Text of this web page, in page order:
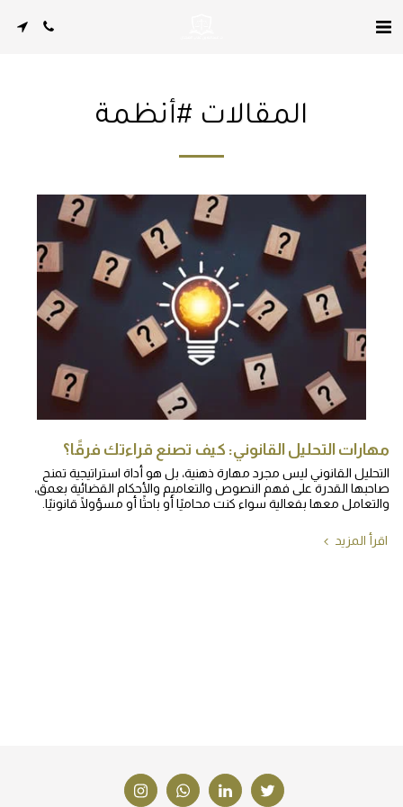
المقالات #أنظمة
مهارات التحليل القانوني: كيف تصنع قراءتك فرقًا؟
التحليل القانوني ليس مجرد مهارة ذهنية، بل هو أداة استراتيجية تمنح
صاحبها القدرة على فهم النصوص والتعاميم والأحكام القضائية بعمق،
والتعامل معها بفعالية سواء كنت محاميًا أو باحثًا أو مسؤولًا قانونيًا.
اقرأ المزيد